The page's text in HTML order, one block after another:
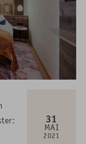
31
MAI
2021